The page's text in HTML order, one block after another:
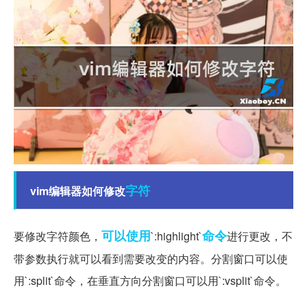
vim编辑器如何修改字符
要修改字符颜色， 可以使用`:highlight`命令进行更改，不
带参数执行就可以看到需要改变的内容。分割窗口可以使
用`:split`命令，在垂直方向分割窗口可以用`:vsplit`命令。